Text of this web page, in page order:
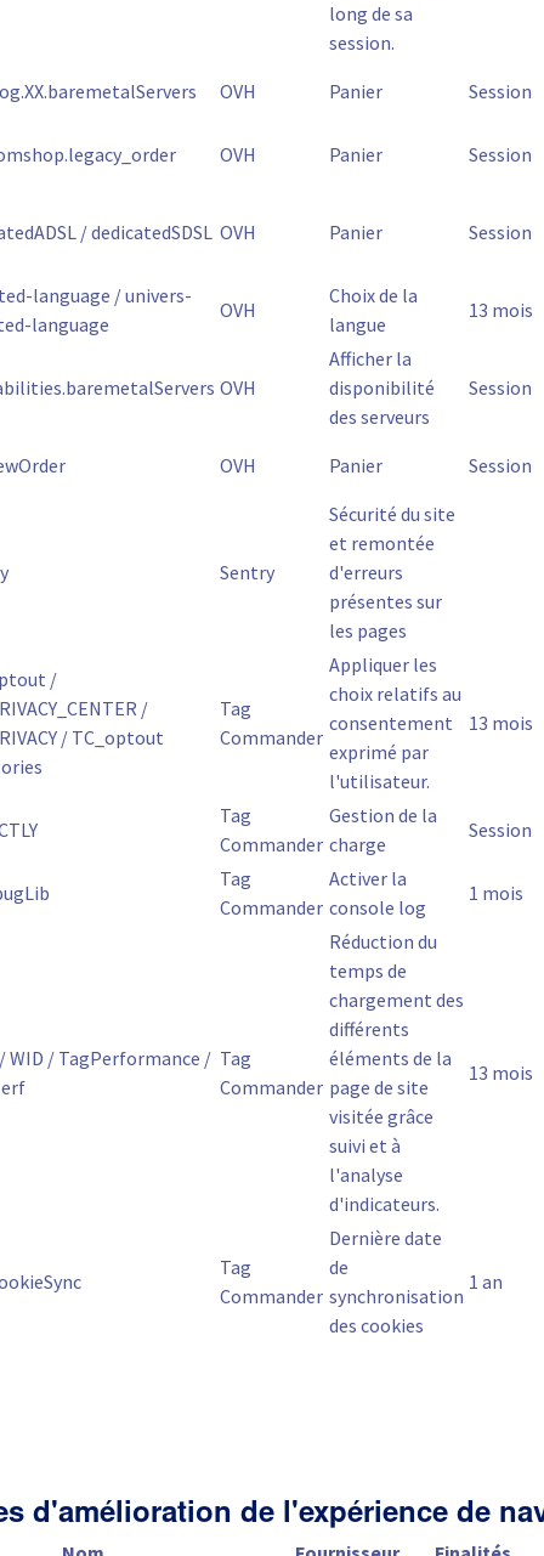
long de sa
session.
OVH Panier Session
OVH Panier Session
/ dedicatedSDSL OVH Panier Session
language / univers-
language
OVH
Choix de la
langue
13 mois
OVH
Afficher la
disponibilité
des serveurs
Session
OVH Panier Session
Sentry
Sécurité du site
et remontée
d'erreurs
présentes sur
les pages
/
/
/ TC_optout
Tag
Commander
Appliquer les
choix relatifs au
consentement
exprimé par
l'utilisateur.
13 mois
Tag
Commander
Gestion de la
charge
Session
Tag
Commander
Activer la
console log
1 mois
WID / TagPerformance / Tag
Commander
Réduction du
temps de
chargement des
différents
éléments de la
page de site
visitée grâce
suivi et à
l'analyse
d'indicateurs.
13 mois
Tag
Commander
Dernière date
de
synchronisation
des cookies
1 an
d'amélioration de l'expérience de